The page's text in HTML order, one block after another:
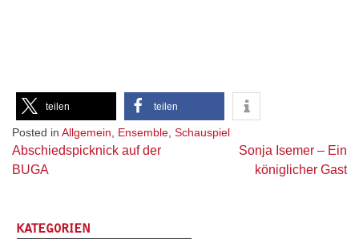
teilen teilen
Posted in Allgemein Ensemble Schauspiel
Beitragsnavigation
Abschiedspicknick auf der
BUGA
Sonja Isemer – Ein
königlicher Gast
KATEGORIEN